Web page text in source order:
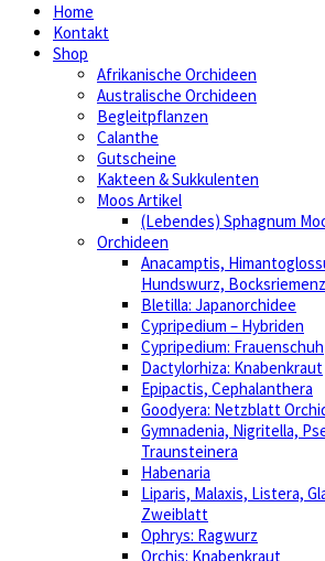
Home
Kontakt
Shop
Afrikanische Orchideen
Australische Orchideen
Begleitpflanzen
Calanthe
Gutscheine
Kakteen & Sukkulenten
Moos Artikel
(Lebendes) Sphagnum
Orchideen
Anacamptis,
Hundswurz,
Bletilla: Japanorchidee
Cypripedium – Hybriden
Cypripedium: Frauenschuh
Dactylorhiza: Knabenkraut
Epipactis, Cephalanthera
Goodyera: Netzblatt
Gymnadenia, Nigritella,
Traunsteinera
Habenaria
Liparis, Malaxis, Listera,
Zweiblatt
Ophrys: Ragwurz
Orchis: Knabenkraut